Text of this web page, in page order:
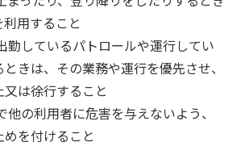
用すること
しているパトロールや運行してい
きは、その業務や運行を優先させ、
は徐行すること
の利用者に危害を与えないよう、
を付けること